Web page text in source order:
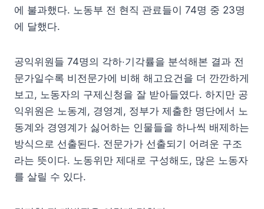
에 불과했다. 노동부 전 현직 관료들이 74명 중 23명
에 달했다.
공익위원들 74명의 각하‧기각률을 분석해본 결과 전
문가일수록 비전문가에 비해 해고요건을 더 깐깐하게
보고, 노동자의 구제신청을 잘 받아들였다. 하지만 공
익위원은 노동계, 경영계, 정부가 제출한 명단에서 노
동계와 경영계가 싫어하는 인물들을 하나씩 배제하는
방식으로 선출된다. 전문가가 선출되기 어려운 구조
라는 뜻이다. 노동위만 제대로 구성해도, 많은 노동자
를 살릴 수 있다.